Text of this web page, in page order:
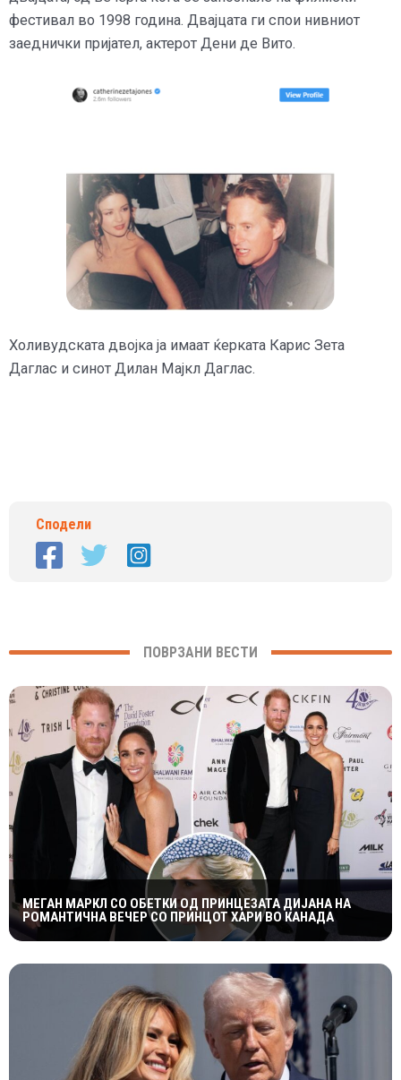
фестивал во 1998 година. Двајцата ги спои нивниот
заеднички пријател, актерот Дени де Вито.
Холивудската двојка ја имаат ќерката Карис Зета
Даглас и синот Дилан Мајкл Даглас.
Сподели
ПОВРЗАНИ ВЕСТИ
МЕГАН МАРКЛ СО ОБЕТКИ ОД ПРИНЦЕЗАТА ДИЈАНА НА
РОМАНТИЧНА ВЕЧЕР СО ПРИНЦОТ ХАРИ ВО КАНАДА